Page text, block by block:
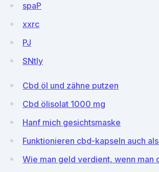
spaP
xxrc
PJ
SNtly
Cbd öl und zähne putzen
Cbd ölisolat 1000 mg
Hanf mich gesichtsmaske
Funktionieren cbd-kapseln auch
Wie man geld verdient, wenn man